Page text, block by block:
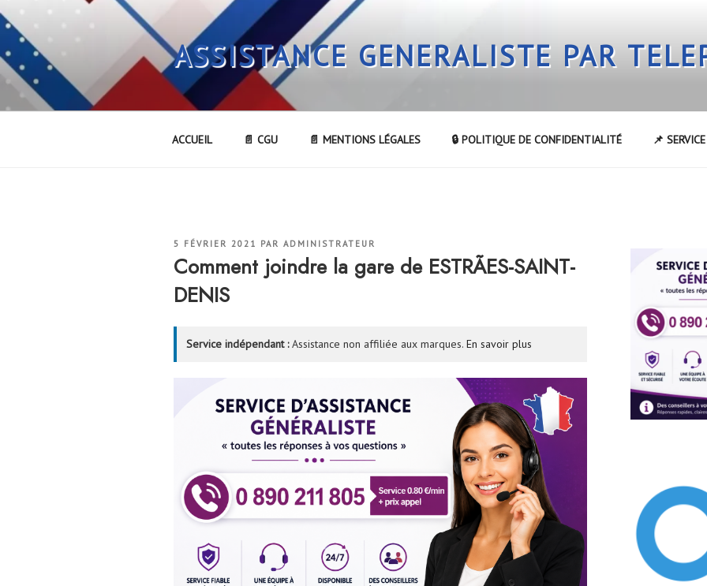
Aller
au
contenu
principal
ASSISTANCE GENERALISTE PAR
ACCUEIL 📄 CGU 📄 MENTIONS LÉGALES 🔒 POLITIQUE DE CONFIDENTIALITÉ 📌
PUBLIÉ
5 FÉVRIER 2021 PAR ADMINISTRATEUR
Comment joindre la gare de ESTRÃES-SAINT-
DENIS
Service indépendant :Assistance non affiliée aux marques. En savoir plus